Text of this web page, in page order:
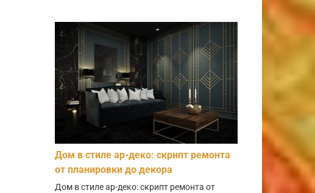
Дом в стиле ар-деко: скрипт ремонта
от планировки до декора
Дом в стиле ар-деко: скрипт ремонта от